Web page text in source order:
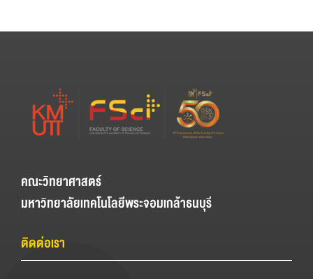
คณะวิทยาศาสตร์
มหาวิทยาลัยเทคโนโลยีพระจอมเกล้าธนบุรี
ติดต่อเรา